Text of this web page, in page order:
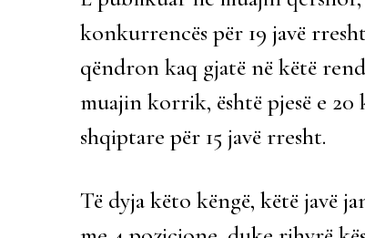
konkurrencës për 19 javë
qëndron kaq gjatë në këtë
muajin korrik, është pjesë e
shqiptare për 15 javë rresht.
Të dyja këto këngë, këtë javë